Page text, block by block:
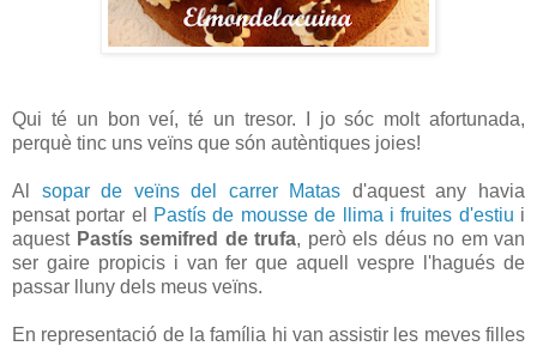
Qui té un bon veí, té un tresor. I jo sóc molt afortunada,
perquè tinc uns veïns que són autèntiques joies!
Al sopar de veïns del carrer Matas d'aquest any havia
pensat portar el
Pastís de mousse de llima i fruites d'estiu i
aquest Pastís semifred de trufa, però els déus no em van
ser gaire propicis i van fer que aquell vespre l'hagués de
passar lluny dels meus veïns.
En representació de la família hi van assistir les meves filles